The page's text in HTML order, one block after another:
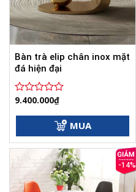
Bàn trà elip chân inox mặt
đá hiện đại
Được
sao
9.400.000₫
MUA
-14%